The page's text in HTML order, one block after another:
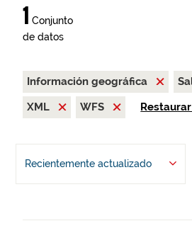
1 Conjunto
de datos
Información geográfica
XML
WFS
Recientemente actualizado